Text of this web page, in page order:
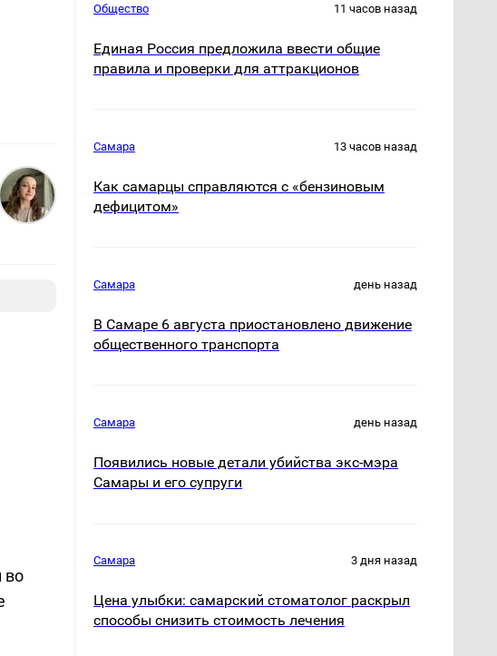
во
Общество 11 часов назад
Единая Россия предложила ввести общие
правила и проверки для аттракционов
Самара 13 часов назад
Как самарцы справляются с «бензиновым
дефицитом»
Самара день назад
В Самаре 6 августа приостановлено движение
общественного транспорта
Самара день назад
Появились новые детали убийства экс-мэра
Самары и его супруги
Самара 3 дня назад
Цена улыбки: самарский стоматолог раскрыл
способы снизить стоимость лечения